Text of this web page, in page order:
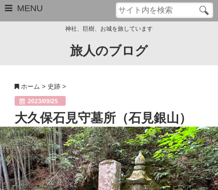
MENU
サイトマップ
管理人のプロフィール
Close
神社、巨樹、お城を旅しています
旅人のブログ
ホーム > 史跡 >
2023/09/25
大久保石見守墓所（石見銀山）